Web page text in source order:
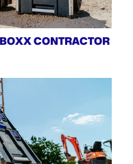
CONTRACTOR